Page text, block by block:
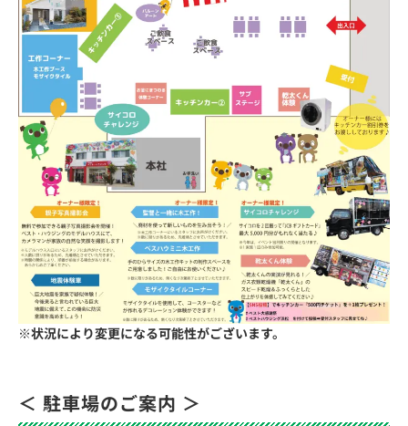
※状況により変更になる可能性がございます。
＜ 駐車場のご案内 ＞